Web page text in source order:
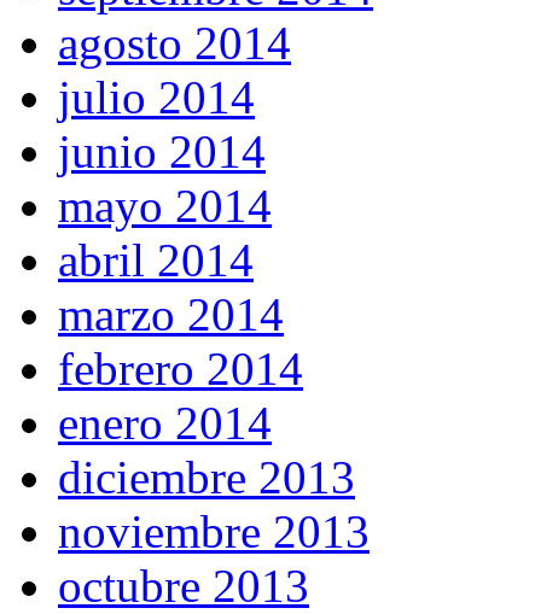
agosto 2014
julio 2014
junio 2014
mayo 2014
abril 2014
marzo 2014
febrero 2014
enero 2014
diciembre 2013
noviembre 2013
octubre 2013